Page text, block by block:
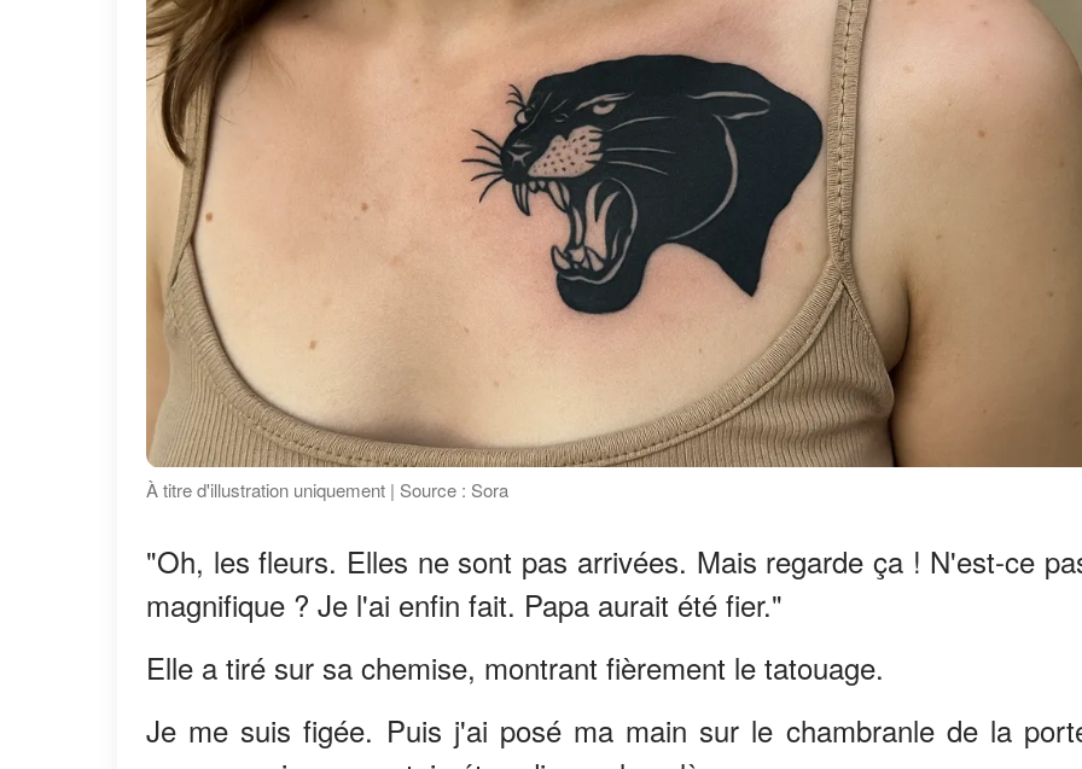
À titre d'illustration uniquement | Source : Sora
"Oh, les fleurs. Elles ne sont pas arrivées. Mais regarde ça ! N'est-ce
magnifique ? Je l'ai enfin fait. Papa aurait été fier."
Elle a tiré sur sa chemise, montrant fièrement le tatouage.
Je me suis figée. Puis j'ai posé ma main sur le chambranle de la